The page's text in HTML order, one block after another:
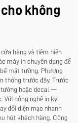
không
hàng và tiệm hiện
máy in chuyên dụng để
mặt tường. Phương
thống trước đây. Trước
tường hoặc decal —
Với công nghệ in kỹ
đổi diện mạo nhanh
hút khách hàng. Công